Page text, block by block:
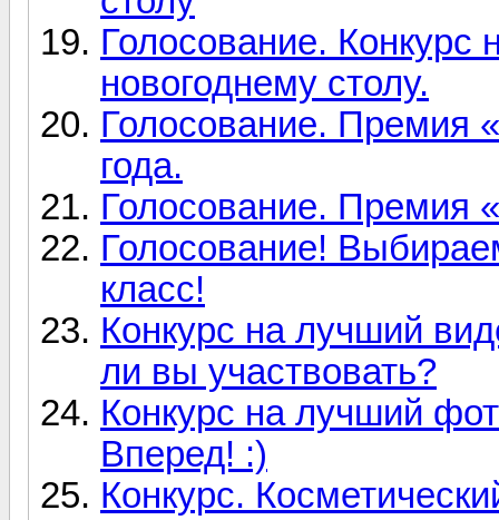
Голосование. Конкурс
новогоднему столу.
Голосование. Премия
года.
Голосование. Премия
Голосование!
класс!
Конкурс на лучший
ли вы участвовать?
Конкурс на лучший
Вперед! :)
Конкурс.